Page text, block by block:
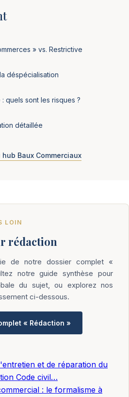
» vs. Restrictive
déspécialisation
quels sont les risques ?
détaillée
Baux Commerciaux
LOIN
rédaction
de notre dossier complet «
notre guide synthèse pour
du sujet, ou explorez nos
ci-dessous.
« Rédaction »
et de réparation du
Code civil…
: le formalisme à